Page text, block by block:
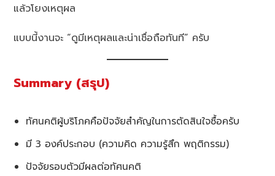
แล้วโยงเหตุผล
แบบนี้งานจะ “ดูมีเหตุผลและน่าเชื่อถือทันที” ครับ
Summary (สรุป)
ทัศนคติผู้บริโภคคือปัจจัยสำคัญในการตัดสินใจซื้อครับ
มี 3 องค์ประกอบ (ความคิด ความรู้สึก พฤติกรรม)
ปัจจัยรอบตัวมีผลต่อทัศนคติ